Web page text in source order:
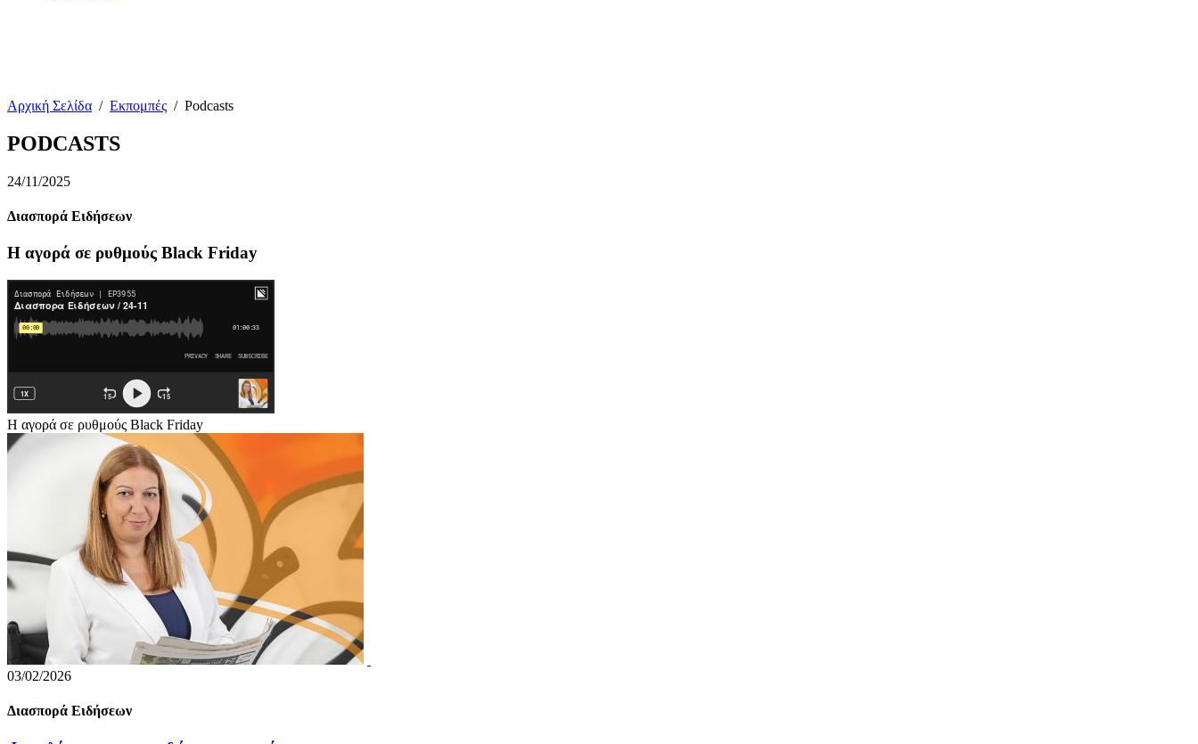
Αρχική Σελίδα / Εκπομπές / Podcasts
PODCASTS
24/11/2025
Διασπορά Ειδήσεων
Η αγορά σε ρυθμούς Black Friday
Η αγορά σε ρυθμούς Black Friday
03/02/2026
Διασπορά Ειδήσεων